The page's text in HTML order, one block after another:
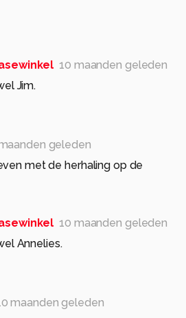
10 maanden geleden
Jim.
geleden
met de herhaling op de
10 maanden geleden
Annelies.
maanden geleden